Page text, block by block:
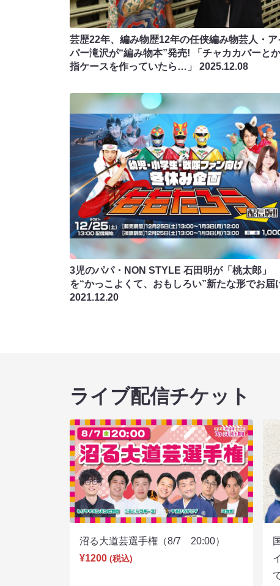
芸歴22年、編み物歴12年の任侠編み物芸人・ア
パー滝沢が“編み物本”発売! 「チャカカバーと
指ケースを作っていたら…」 2025.12.08
3児のパパ・NON STYLE 石田明が「桃太郎」
を“かっこよくて、おもしろい”新たな形でお届
2021.12.20
ライブ配信チケット
沼る大道芸選手権（8/7 20:00）
¥1200 (税込)